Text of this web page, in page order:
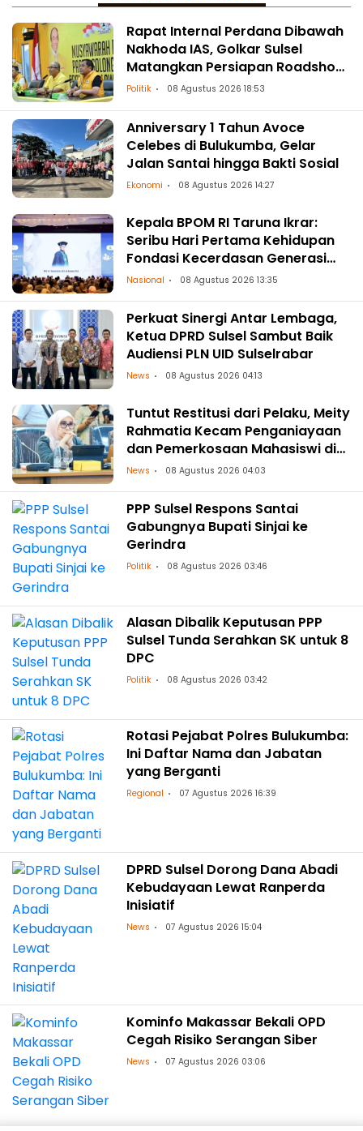
Rapat Internal Perdana Dibawah
Nakhoda IAS, Golkar Sulsel
Matangkan Persiapan Roadshow
ke Daerah
Politik 08 Agustus 2026 18:53
Anniversary 1 Tahun Avoce
Celebes di Bulukumba, Gelar
Jalan Santai hingga Bakti Sosial
Ekonomi 08 Agustus 2026 14:27
Kepala BPOM RI Taruna Ikrar:
Seribu Hari Pertama Kehidupan
Fondasi Kecerdasan Generasi
Masa Depan
Nasional 08 Agustus 2026 13:35
Perkuat Sinergi Antar Lembaga,
Ketua DPRD Sulsel Sambut Baik
Audiensi PLN UID Sulselrabar
News 08 Agustus 2026 04:13
Tuntut Restitusi dari Pelaku, Meity
Rahmatia Kecam Penganiayaan
dan Pemerkosaan Mahasiswi di
Makassar
News 08 Agustus 2026 04:03
PPP Sulsel Respons Santai
Gabungnya Bupati Sinjai ke
Gerindra
Politik 08 Agustus 2026 03:46
Alasan Dibalik Keputusan PPP
Sulsel Tunda Serahkan SK untuk 8
DPC
Politik 08 Agustus 2026 03:42
Rotasi Pejabat Polres Bulukumba:
Ini Daftar Nama dan Jabatan
yang Berganti
Regional 07 Agustus 2026 16:39
DPRD Sulsel Dorong Dana Abadi
Kebudayaan Lewat Ranperda
Inisiatif
News 07 Agustus 2026 15:04
Kominfo Makassar Bekali OPD
Cegah Risiko Serangan Siber
News 07 Agustus 2026 03:06